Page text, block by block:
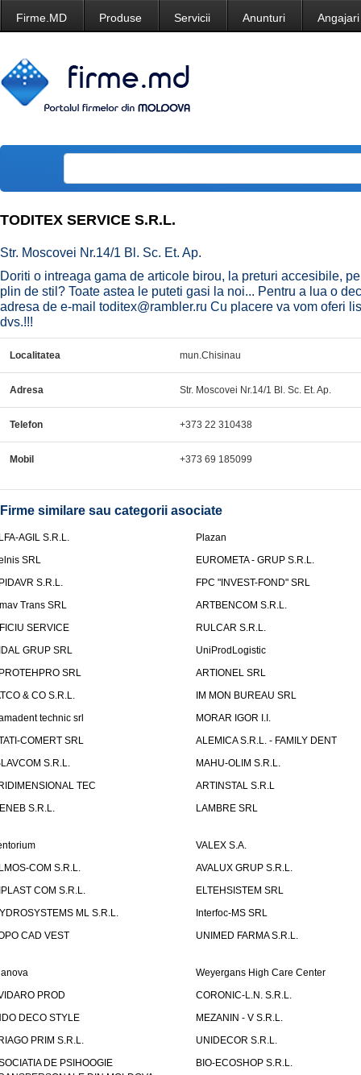
Firme.MD Produse Servicii Anunturi Angajari
TODITEX SERVICE S.R.L.
Str. Moscovei Nr.14/1 Bl. Sc. Et. Ap.
Doriti o intreaga gama de articole birou, la preturi accesibile,
plin de stil? Toate astea le puteti gasi la noi... Pentru a lua o
adresa de e-mail toditex@rambler.ru Cu placere va vom oferi
dvs.!!!
Localitatea mun.Chisinau
Adresa Str. Moscovei Nr.14/1 Bl. Sc. Et. Ap.
Telefon +373 22 310438
Mobil +373 69 185099
Firme similare sau categorii asociate
AGIL S.R.L.
Plazan
SRL
EUROMETA - GRUP S.R.L.
S.R.L.
FPC "INVEST-FOND" SRL
Trans SRL
ARTBENCOM S.R.L.
SERVICE
RULCAR S.R.L.
GRUP SRL
UniProdLogistic
SRL
ARTIONEL SRL
& CO S.R.L.
IM MON BUREAU SRL
technic srl
MORAR IGOR I.I.
COMERT SRL
ALEMICA S.R.L. - FAMILY DENT
S.R.L.
MAHU-OLIM S.R.L.
TEC
ARTINSTAL S.R.L
S.R.L.
LAMBRE SRL
VALEX S.A.
COM S.R.L.
AVALUX GRUP S.R.L.
COM S.R.L.
ELTEHSISTEM SRL
ML S.R.L.
Interfoc-MS SRL
CAD VEST
UNIMED FARMA S.R.L.
Weyergans High Care Center
PROD
CORONIC-L.N. S.R.L.
DECO STYLE
MEZANIN - V S.R.L.
PRIM S.R.L.
UNIDECOR S.R.L.
DE PSIHOOGIE
BIO-ECOSHOP S.R.L.